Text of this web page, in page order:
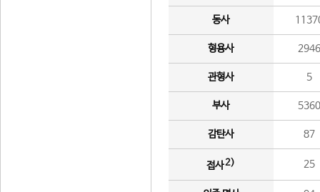
동사
형용사 2946
관형사 5
부사 5360
감탄사 87
접사2) 25